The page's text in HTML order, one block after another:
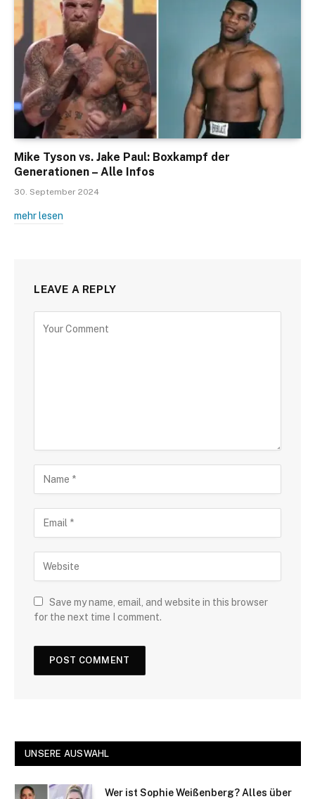
Mike Tyson vs. Jake Paul: Boxkampf der
Generationen – Alle Infos
30. September 2024
mehr lesen
LEAVE A REPLY
Save my name, email, and website in this browser
for the next time I comment.
UNSERE AUSWAHL
Wer ist Sophie Weißenberg? Alles über